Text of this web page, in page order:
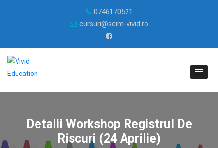
0746170521
cursuri@scim-vivid.ro
Detalii Workshop Registrul De
Riscuri (24 Aprilie)